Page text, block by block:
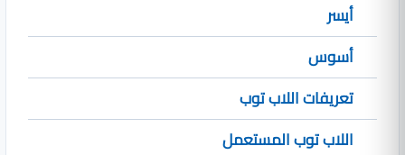
أيسر
أسوس
تعريفات اللاب توب
اللاب توب المستعمل